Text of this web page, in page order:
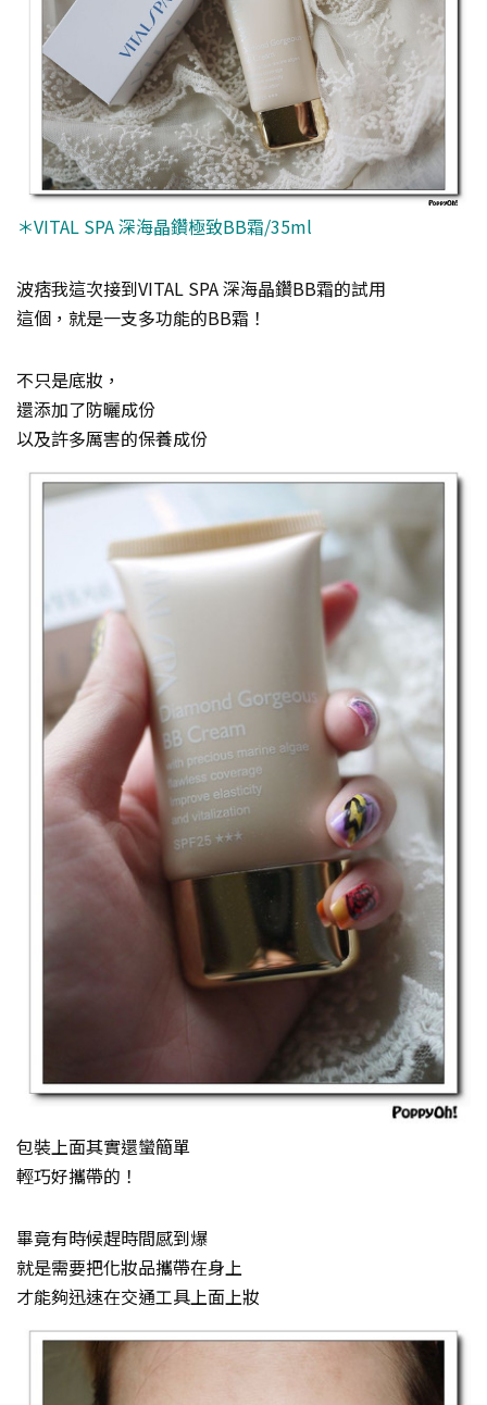
＊VITAL SPA 深海晶鑽極致BB霜/35ml
波痞我這次接到VITAL SPA 深海晶鑽BB霜的試用
這個，就是一支多功能的BB霜！
不只是底妝，
還添加了防曬成份
以及許多厲害的保養成份
包裝上面其實還蠻簡單
輕巧好攜帶的！
畢竟有時候趕時間感到爆
就是需要把化妝品攜帶在身上
才能夠迅速在交通工具上面上妝